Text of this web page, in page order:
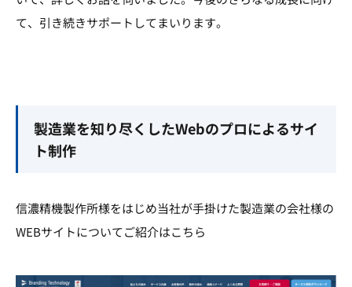
て、引き続きサポートしてまいります。
製造業を知り尽くしたWebのプロによるサイ
ト制作
信濃精機製作所様をはじめ当社が手掛けた製造業の会社様の
WEBサイトについてご紹介はこちら